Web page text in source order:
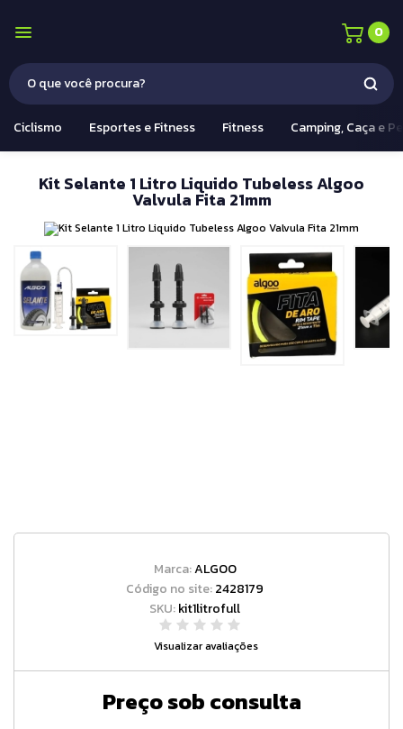
0
Ciclismo Esportes e Fitness Fitness Camping, Caça e
Kit Selante 1 Litro Liquido Tubeless Algoo
Valvula Fita 21mm
Marca:ALGOO
Código no site:2428179
SKU:kit1litrofull
Visualizar avaliações
Preço sob consulta